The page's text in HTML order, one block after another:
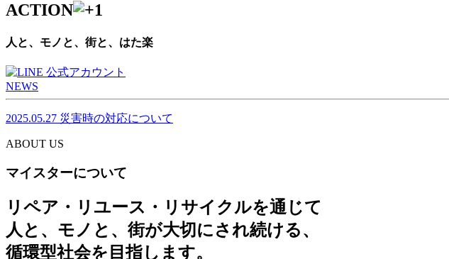
ACTION
人と、モノと、街と、はた楽
NEWS
2025.05.27 災害時の対応について
ABOUT US
マイスターについて
リペア・リユース・リサイクルを通じて
人と、モノと、街が大切にされ続ける、
循環型社会を目指します。